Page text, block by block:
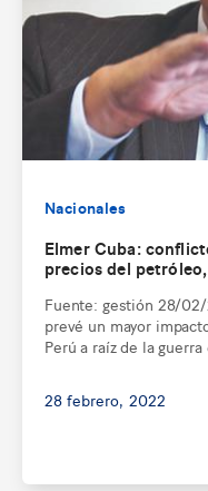
Nacionales
Elmer Cuba:
precios del
Fuente: gestión 28/
prevé un mayor
Perú a raíz de la
28 febrero, 2022